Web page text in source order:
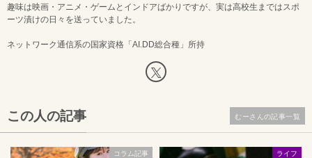
趣味は映画・アニメ・ゲームとインドアばかりですが、実は高校生まではスポ
ーツ漬けの日々を送っていました。
ネットワーク通信系の国家資格「AI.DD総合種」所持
この人の記事
コラム記事 ライフ
むーさんの記事一覧